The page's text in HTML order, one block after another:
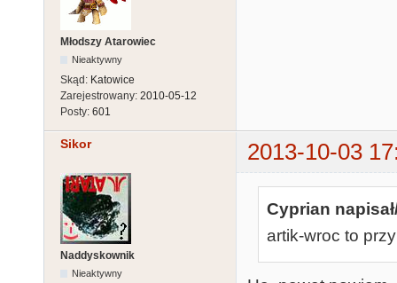
Młodszy Atarowiec
Nieaktywny
Skąd: Katowice
Zarejestrowany: 2010-05-12
Posty: 601
Sikor 2013-10-03
Naddyskownik
Nieaktywny
Cyprian
artik-wroc to